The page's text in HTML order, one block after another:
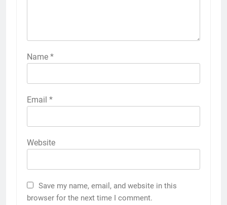
Name *
Email *
Website
Save my name, email, and website in this
browser for the next time I comment.